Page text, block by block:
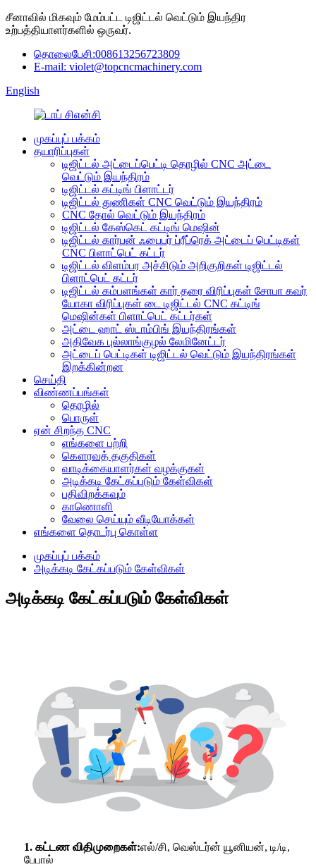
சீனாவில் மிகவும் மேம்பட்ட டிஜிட்டல் வெட்டும் இயந்திர
உற்பத்தியாளர்களில் ஒருவர்.
தொலைபேசி:008613256723809
E-mail: violet@topcncmachinery.com
English
முகப்புப் பக்கம்
தயாரிப்புகள்
டிஜிட்டல் அட்டைப்பெட்டி தொழில் CNC அட்டை
வெட்டும் இயந்திரம்
டிஜிட்டல் கட்டிங் பிளாட்டர்
டிஜிட்டல் துணிகள் CNC வெட்டும் இயந்திரம்
CNC தோல் வெட்டும் இயந்திரம்
டிஜிட்டல் கேஸ்கெட் கட்டிங் மெஷின்
டிஜிட்டல் கார்பன் ஃபைபர் ப்ரீப்ரெக் அட்டைப் பெட்டிகள்
CNC பிளாட்பெட் கட்டர்
டிஜிட்டல் விளம்பர அச்சிடும் அறிகுறிகள் டிஜிட்டல்
பிளாட்பெட் கட்டர்
டிஜிட்டல் கம்பளங்கள் கார் தரை விரிப்புகள் சோபா கவர்
யோகா விரிப்புகள் டை டிஜிட்டல் CNC கட்டிங்
மெஷின்கள் பிளாட்பெட் கட்டர்கள்
அட்டை ஹாட் ஸ்டாம்பிங் இயந்திரங்கள்
அதிவேக புல்லாங்குழல் லேமினேட்டர்
அட்டைப் பெட்டிகள் டிஜிட்டல் வெட்டும் இயந்திரங்கள்
இறக்கின்றன
செய்தி
விண்ணப்பங்கள்
தொழில்
பொருள்
ஏன் சிறந்த CNC
எங்களை பற்றி
கௌரவத் தகுதிகள்
வாடிக்கையாளர்கள் வழக்குகள்
அடிக்கடி கேட்கப்படும் கேள்விகள்
பதிவிறக்கவும்
காணொளி
வேலை செய்யும் வீடியோக்கள்
எங்களை தொடர்பு கொள்ள
முகப்புப் பக்கம்
அடிக்கடி கேட்கப்படும் கேள்விகள்
அடிக்கடி கேட்கப்படும் கேள்விகள்
1. கட்டண விதிமுறைகள்:எல்/சி, வெஸ்டர்ன் யூனியன், டி/டி,
பேபால்